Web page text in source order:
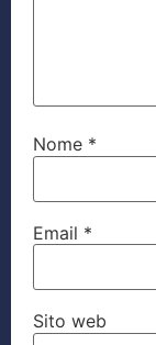
Nome *
Email *
Sito web